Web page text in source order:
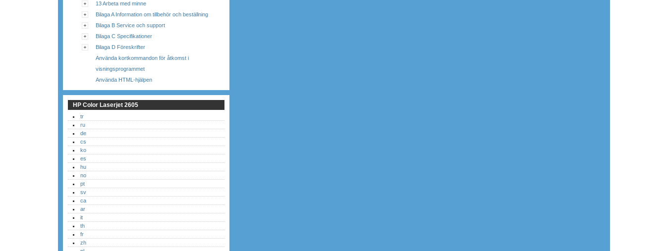
13 Arbeta med minne
Bilaga A Information om tillbehör och beställning
Bilaga B Service och support
Bilaga C Specifikationer
Bilaga D Föreskrifter
Använda kortkommandon för åtkomst i
visningsprogrammet
Använda HTML-hjälpen
HP Color Laserjet 2605
tr
ru
de
cs
ko
es
hu
no
pt
sv
ca
ar
it
th
fr
zh